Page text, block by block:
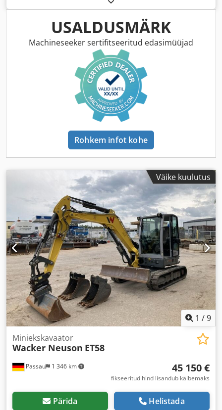
USALDUSMÄRK
Machineseeker sertifitseeritud edasimüüjad
Rohkem infot kohe
Väike kuulutus
1 /9
Passau 1 346 km
Miniekskavaator
Wacker Neuson ET58
45 150 €
fikseeritud hind lisandub käibemaks
Pärida Helistada